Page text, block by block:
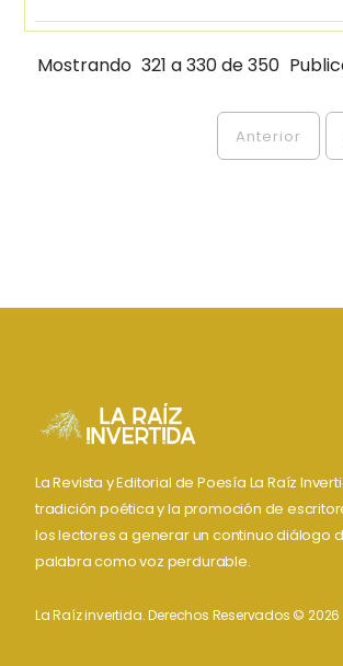
Mostrando 321 a 330 de 350
Anterior
La Revista y Editorial de Poesía La Raíz
tradición poética y la promoción de
los lectores a generar un continuo diálogo
palabra como voz perdurable.
La Raíz invertida. Derechos Reservados © 2026